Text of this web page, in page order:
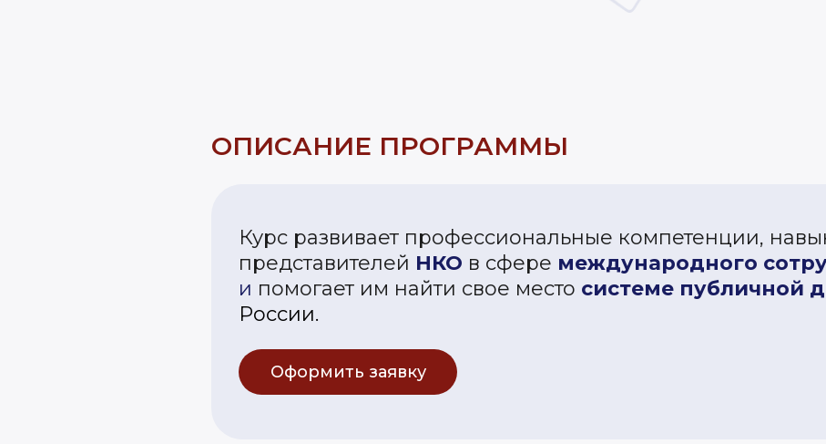
ОПИСАНИЕ ПРОГРАММЫ
Курс развивает профессиональные компетенции,
представителей НКО в сфере международного
и помогает им найти свое место системе публичной
России.
Оформить заявку